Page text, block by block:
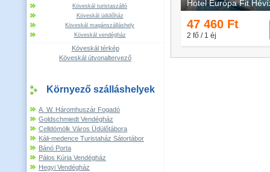
Köveskál turistaszálló
Köveskál üdülőház
Köveskál magánszálláshely
Köveskál vendégház
Köveskál térkép
Köveskál útvonaltervező
Környező szálláshelyek
A. W. Háromhuszár Fogadó
Goldschmiedt Vendégház
Celldömölk Város Üdülőtábora
Káli-medence Turistaház Sátortábor
Bánó Porta
Pálos Kúria Vendégház
Hegyi Vendégház